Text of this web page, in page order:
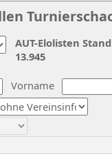
Vorname
AUT-Elolisten
13.945